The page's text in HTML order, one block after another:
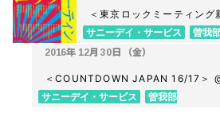
＜東京ロックミーティング
京 新宿LOFT
サニーデイ・サービス
曽我
恵一
2016年 12月 30日 （金）
＜COUNTDOWN JAPAN 16/17＞
張メッセ国際展示場1〜11ホール、イ
サニーデイ・サービス
曽我部